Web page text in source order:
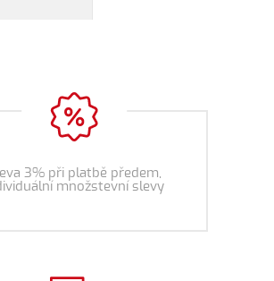
3% při platbě předem,
množstevní slevy